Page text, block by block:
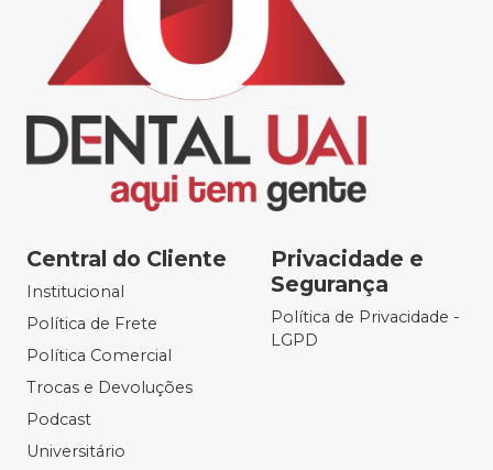
Central do Cliente
Institucional
Política de Frete
Política Comercial
Trocas e Devoluções
Podcast
Universitário
Privacidade e
Segurança
Política de Privacidade -
LGPD